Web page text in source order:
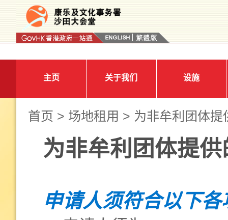
主页 关于我们 设施
首页 > 场地租用 > 为非牟利团体提
为非牟利团体提
申请人须符合以下